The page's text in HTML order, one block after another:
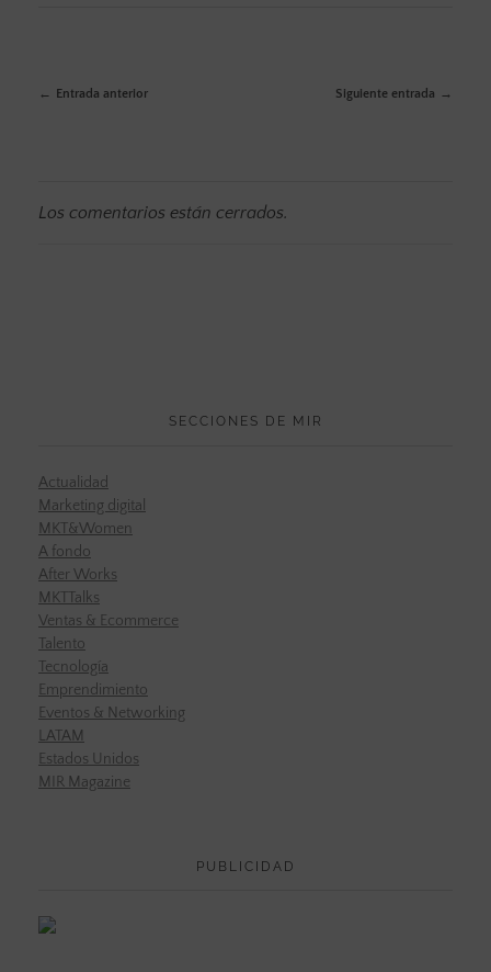
Entrada anterior Siguiente entrada
Los comentarios están cerrados.
SECCIONES DE MIR
Actualidad
Marketing digital
MKT&Women
A fondo
After Works
MKTTalks
Ventas & Ecommerce
Talento
Tecnología
Emprendimiento
Eventos & Networking
LATAM
Estados Unidos
MIR Magazine
PUBLICIDAD